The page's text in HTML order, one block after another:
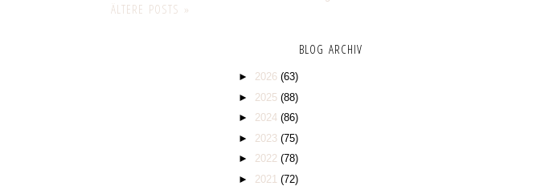
ÄLTERE POSTS »
BLOG ARCHIV
► 2026 (63)
► 2025 (88)
► 2024 (86)
► 2023 (75)
► 2022 (78)
► 2021 (72)